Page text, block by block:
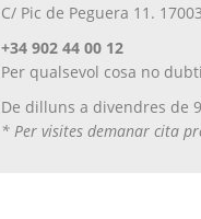
C/ Pic de Peguera 11.
+34 902 44 00 12
Per qualsevol cosa no
De dilluns a divendres de
* Per visites demanar cita